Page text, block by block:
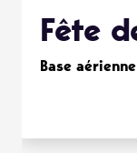
Fête
Base